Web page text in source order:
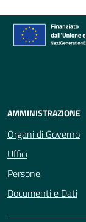
AMMINISTRAZIONE
Organi di Governo
Uffici
Persone
Documenti e Dati